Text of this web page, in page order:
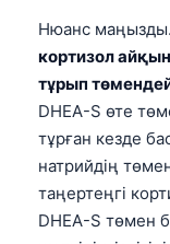
Нюанс маңызды.
кортизол
тұрып
DHEA-S өте
тұрған кезде
натрийдің
таңертеңгі
DHEA-S төмен
Lietuvių
Polski
한국어
Slovenščina
Magyar
Shqip
বাংলা